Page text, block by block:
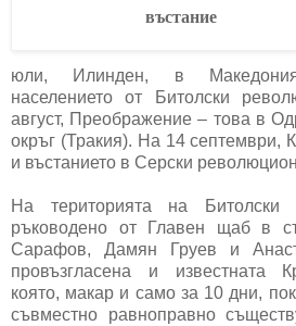
въстание
юли, Илинден, в
населението от Битолски
август, Преображение – това в
окръг (Тракия). На 14 септември,
и въстанието в Серски
На територията на Битолски
ръководено от Главен щаб в
Сарафов, Дамян Груев и
провъзгласена и известната
която, макар и само за 10 дни,
съвместно равноправно